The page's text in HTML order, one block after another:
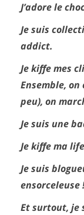
J’adore le
Je suis
addict.
Je kiffe mes
Ensemble,
peu), on
Je suis une
Je kiffe ma
Je suis
ensorceleuse
Et surtout, je